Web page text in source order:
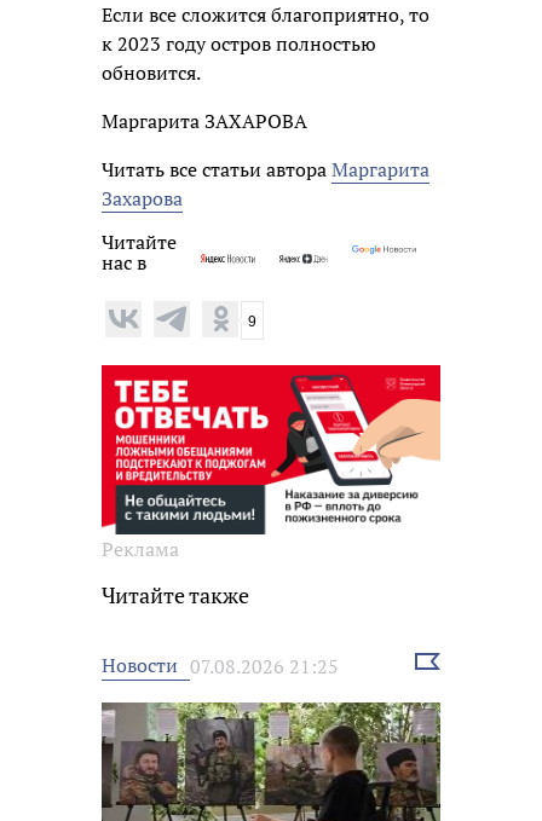
Если все сложится благоприятно, то
к 2023 году остров полностью
обновится.
Маргарита ЗАХАРОВА
Читать все статьи автораМаргарита
Захарова
Читайте
нас в
9
Реклама
Читайте также
Новости 07.08.2026 21:25
Выбрать